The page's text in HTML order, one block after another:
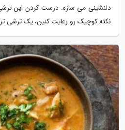
دلنشینی می سازه. درست کردن این
نکته کوچیک رو رعایت کنین، یک ترشی